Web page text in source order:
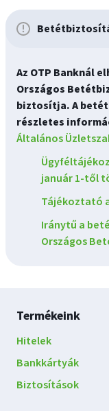
Az OTP Banknál
Országos
biztosítja. A
részletes
Általános
január 1-től
Tájékoztató
Iránytű a
Országos
Lábléc
navigáció
Termékeink
Hitelek
Bankkártyák
Biztosítások